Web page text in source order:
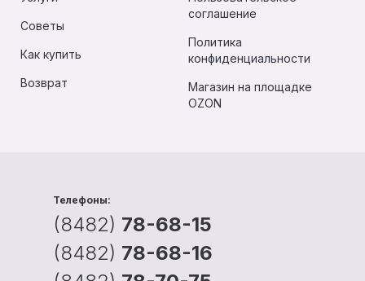
Советы
Как купить
Возврат
соглашение
Политика
конфиденциальности
Магазин на площадке
OZON
Телефоны:
(8482) 78-68-15
(8482) 78-68-16